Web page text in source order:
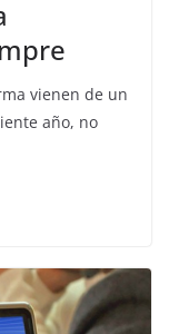
vienen de un
año, no